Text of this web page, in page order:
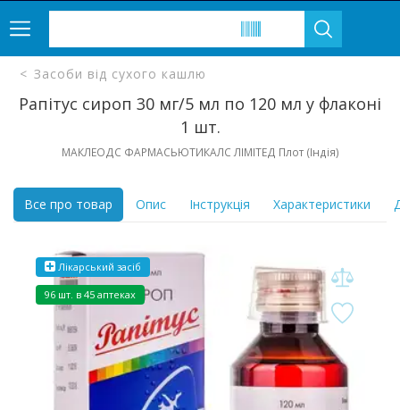
Засоби від сухого кашлю
Рапітус сироп 30 мг/5 мл по 120 мл у флаконі
1 шт.
МАКЛЕОДС ФАРМАСЬЮТИКАЛС ЛІМІТЕД Плот (Індія)
Все про товар Опис Інструкція Характеристики
Лікарський засіб
96 шт. в 45 аптеках